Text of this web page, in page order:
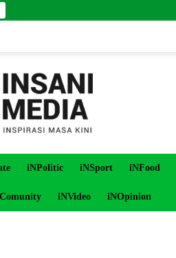
iNPolitic iNSport iNFood
iNVideo iNOpinion